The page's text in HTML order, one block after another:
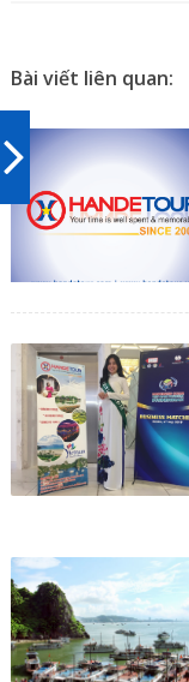
Bài viết liên quan: